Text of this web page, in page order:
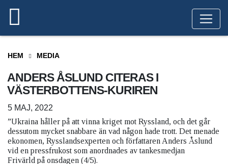
HEM MEDIA
ANDERS ÅSLUND CITERAS I
VÄSTERBOTTENS-KURIREN
5 MAJ, 2022
”Ukraina håller på att vinna kriget mot Ryssland, och det går
dessutom mycket snabbare än vad någon hade trott. Det menade
ekonomen, Rysslandsexperten och författaren Anders Åslund
vid en pressfrukost som anordnades av tankesmedjan
Frivärld på onsdagen (4/5).